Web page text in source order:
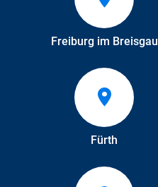
Freiburg im Breisgau
Fürth